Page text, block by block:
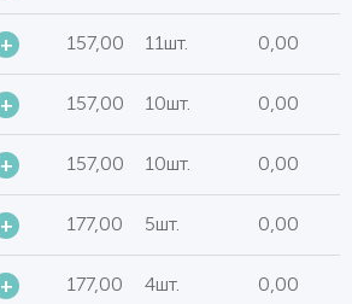
+ 157,00 11шт. 0,00
+ 157,00 10шт. 0,00
+ 157,00 10шт. 0,00
+ 177,00 5шт. 0,00
+ 177,00 4шт. 0,00